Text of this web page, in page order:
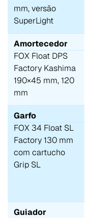
mm, versão
SuperLight
Amortecedor
FOX Float DPS
Factory Kashima
190×45 mm, 120
mm
Garfo
FOX 34 Float SL
Factory 130 mm
com cartucho
Grip SL
Guiador